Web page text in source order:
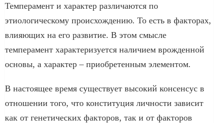
Темперамент и характер различаются по
этиологическому происхождению. То есть в факторах,
влияющих на его развитие. В этом смысле
темперамент характеризуется наличием врожденной
основы, а характер – приобретенным элементом.
В настоящее время существует высокий консенсус в
отношении того, что конституция личности зависит
как от генетических факторов, так и от факторов